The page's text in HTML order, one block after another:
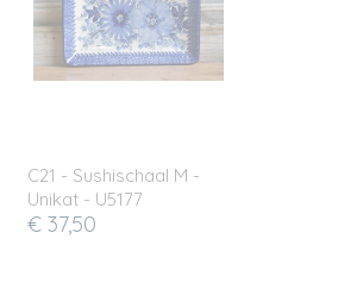
C21 - Sushischaal M -
Unikat - U5177
€ 37,50